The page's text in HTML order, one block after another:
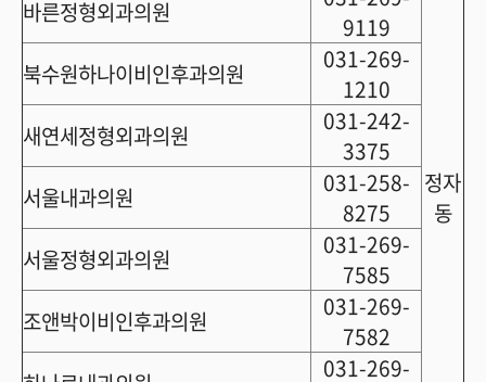
정자
동
바른정형외과의원
9119
북수원하나이비인후과의원
031-269-
1210
새연세정형외과의원
031-242-
3375
서울내과의원
031-258-
8275
서울정형외과의원
031-269-
7585
조앤박이비인후과의원
031-269-
7582
031-269-